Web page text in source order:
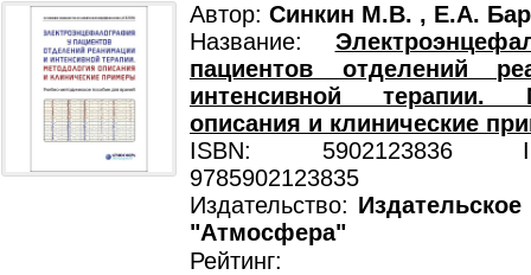
Автор: Синкин М.В. , Е.А.
Название:
пациентов отделений
интенсивной терапии.
описания и клинические
ISBN: 5902123836
9785902123835
Издательство:
"Атмосфера"
Рейтинг: